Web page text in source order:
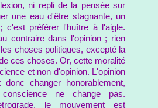
ni repli de la pensée sur
une eau d'être stagnante, un
c'est préférer l'huître à l'aigle.
contraire dans l'opinion ; rien
choses politiques, excepté la
ces choses. Or, cette moralité
et non d'opinion. L'opinion
changer honorablement,
ne change pas.
le mouvement est